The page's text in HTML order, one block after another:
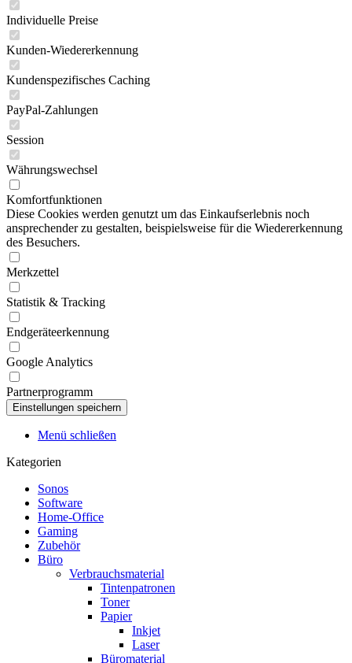
Individuelle Preise
Kunden-Wiedererkennung
Kundenspezifisches Caching
PayPal-Zahlungen
Session
Währungswechsel
Komfortfunktionen
Diese Cookies werden genutzt um das Einkaufserlebnis noch
ansprechender zu gestalten, beispielsweise für die Wiedererkennung
des Besuchers.
Merkzettel
Statistik & Tracking
Endgeräteerkennung
Google Analytics
Partnerprogramm
Menü schließen
Kategorien
Sonos
Software
Home-Office
Gaming
Zubehör
Büro
Verbrauchsmaterial
Tintenpatronen
Toner
Papier
Inkjet
Laser
Büromaterial